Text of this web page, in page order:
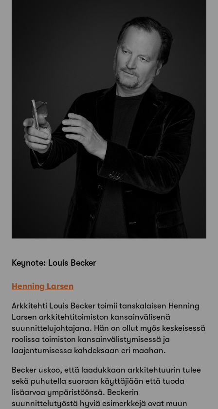
Keynote: Louis Becker
Henning Larsen
Arkkitehti Louis Becker toimii tanskalaisen Henning
Larsen arkkitehtitoimiston kansainvälisenä
suunnittelujohtajana. Hän on ollut myös keskeisessä
roolissa toimiston kansainvälistymisessä ja
laajentumisessa kahdeksaan eri maahan.
Becker uskoo, että laadukkaan arkkitehtuurin tulee
sekä puhutella suoraan käyttäjiään että tuoda
lisäarvoa ympäristöönsä. Beckerin
suunnittelutyöstä hyviä esimerkkejä ovat muun